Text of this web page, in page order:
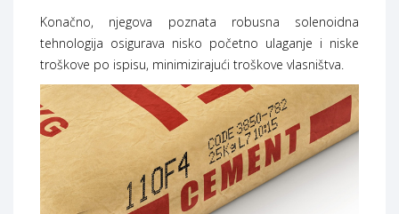
Konačno, njegova poznata robusna solenoidna
tehnologija osigurava nisko početno ulaganje i niske
troškove po ispisu, minimizirajući troškove vlasništva.